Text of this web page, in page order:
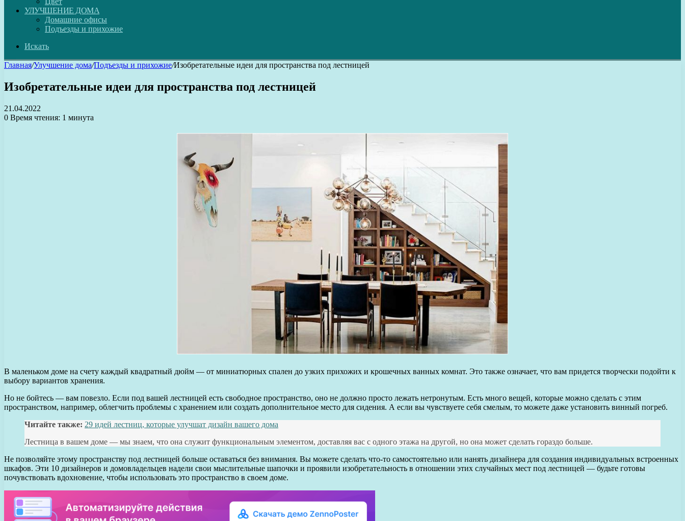
УЛУЧШЕНИЕ ДОМА
Домашние офисы
Подъезды и прихожие
Искать
Главная/Улучшение дома/Подъезды и прихожие/Изобретательные идеи для пространства под лестницей
Изобретательные идеи для пространства под лестницей
21.04.2022
0 Время чтения: 1 минута
В маленьком доме на счету каждый квадратный дюйм — от миниатюрных спален до узких прихожих и крошечных ванных комнат. Это также означает, что вам придется творчески подойти к
выбору вариантов хранения.
Но не бойтесь — вам повезло. Если под вашей лестницей есть свободное пространство, оно не должно просто лежать нетронутым. Есть много вещей, которые можно сделать с этим
пространством, например, облегчить проблемы с хранением или создать дополнительное место для сидения. А если вы чувствуете себя смелым, то можете даже установить винный погреб.
Читайте также: 29 идей лестниц, которые улучшат дизайн вашего дома
Лестница в вашем доме — мы знаем, что она служит функциональным элементом, доставляя вас с одного этажа на другой, но она может сделать гораздо больше.
Не позволяйте этому пространству под лестницей больше оставаться без внимания. Вы можете сделать что-то самостоятельно или нанять дизайнера для создания индивидуальных встроенных
шкафов. Эти 10 дизайнеров и домовладельцев надели свои мыслительные шапочки и проявили изобретательность в отношении этих случайных мест под лестницей — будьте готовы
почувствовать вдохновение, чтобы использовать это пространство в своем доме.